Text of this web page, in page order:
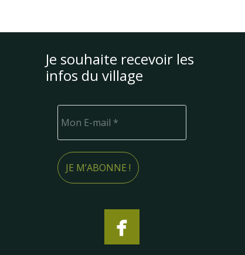
Je souhaite recevoir les
infos du village